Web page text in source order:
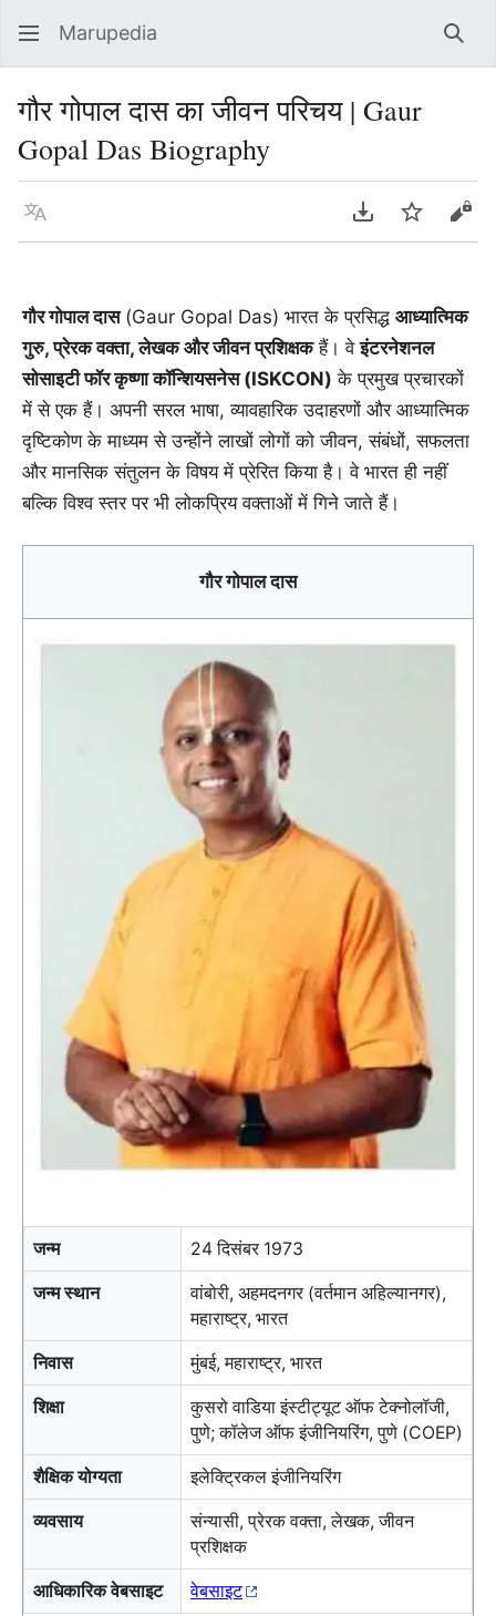
Marupedia
गौर गोपाल दास का जीवन परिचय | Gaur
Gopal Das Biography
Language Download PDF
Watch
गौर गोपाल दास(Gaur Gopal Das) भारत के प्रसिद्ध आध्यात्मिक
गुरु, प्रेरक वक्ता, लेखक और जीवन प्रशिक्षकहैं। वेइंटरनेशनल
सोसाइटी फॉर कृष्णा कॉन्शियसनेस (ISKCON) के प्रमुख प्रचारकों
में से एक हैं। अपनी सरल भाषा, व्यावहारिक उदाहरणों और आध्यात्मिक
दृष्टिकोण के माध्यम से उन्होंने लाखों लोगों को जीवन, संबंधों, सफलता
और मानसिक संतुलन के विषय में प्रेरित किया है। वे भारत ही नहीं
बल्कि विश्व स्तर पर भी लोकप्रिय वक्ताओं में गिने जाते हैं।
गौर गोपाल दास
जन्म 24 दिसंबर 1973
जन्म स्थान
वांबोरी, अहमदनगर (वर्तमान अहिल्यानगर),
महाराष्ट्र, भारत
निवास मुंबई, महाराष्ट्र, भारत
शिक्षा
कुसरो वाडिया इंस्टीट्यूट ऑफ टेक्नोलॉजी,
पुणे; कॉलेज ऑफ इंजीनियरिंग, पुणे (COEP)
शैक्षिक योग्यता इलेक्ट्रिकल इंजीनियरिंग
व्यवसाय
संन्यासी, प्रेरक वक्ता, लेखक, जीवन
प्रशिक्षक
आधिकारिक वेबसाइट वेबसाइट